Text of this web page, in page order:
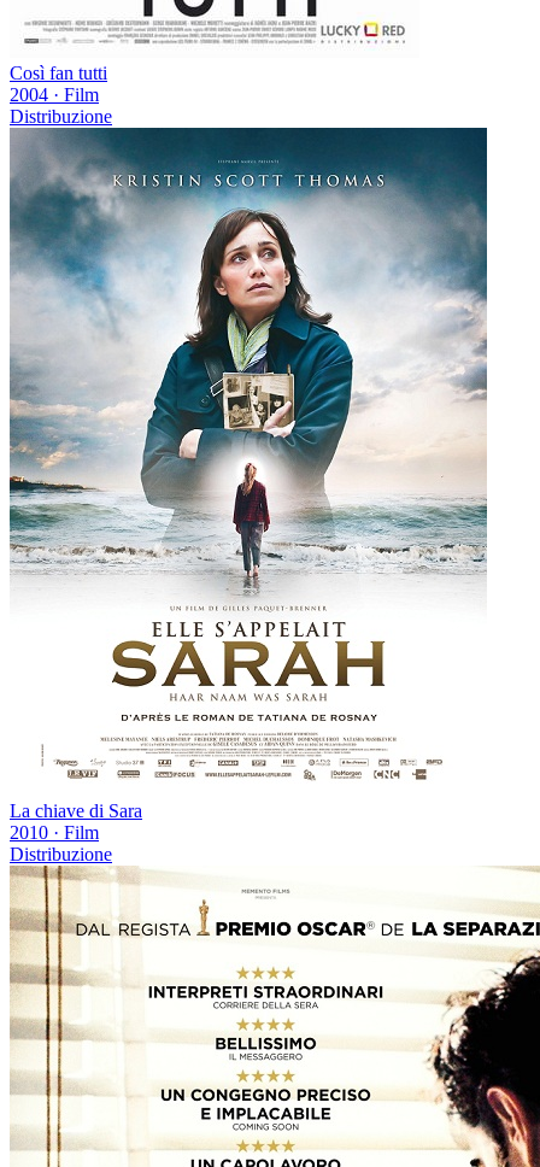
Così fan tutti
2004 · Film
Distribuzione
La chiave di Sara
2010 · Film
Distribuzione